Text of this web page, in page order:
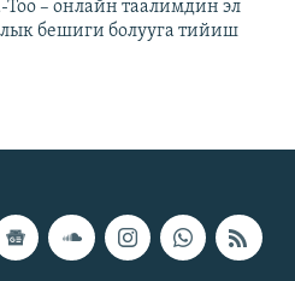
Тоо – онлайн таалимдин эл
бешиги болууга тийиш